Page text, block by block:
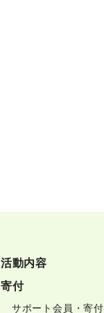
活動内容
寄付
サポート会員・寄付